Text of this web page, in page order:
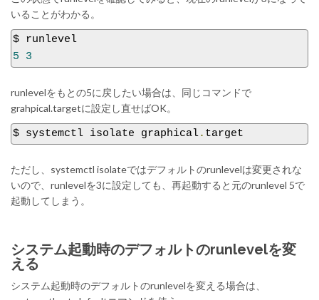
いることがわかる。
5
3
runlevelをもとの5に戻したい場合は、同じコマンドで
grahpical.targetに設定し直せばOK。
$ systemctl isolate graphical. target
ただし、systemctl isolateではデフォルトのrunlevelは変更されな
いので、runlevelを3に設定しても、再起動すると元のrunlevel 5で
起動してしまう。
システム起動時のデフォルトのrunlevelを変
える
システム起動時のデフォルトのrunlevelを変える場合は、